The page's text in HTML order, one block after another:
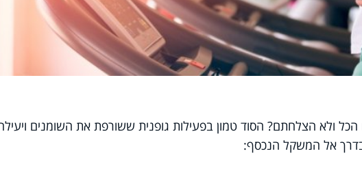
ולא הצלחתם? הסוד טמון בפעילות גופנית ששורפת את השומנים
בדרך אל המשקל הנכסף: